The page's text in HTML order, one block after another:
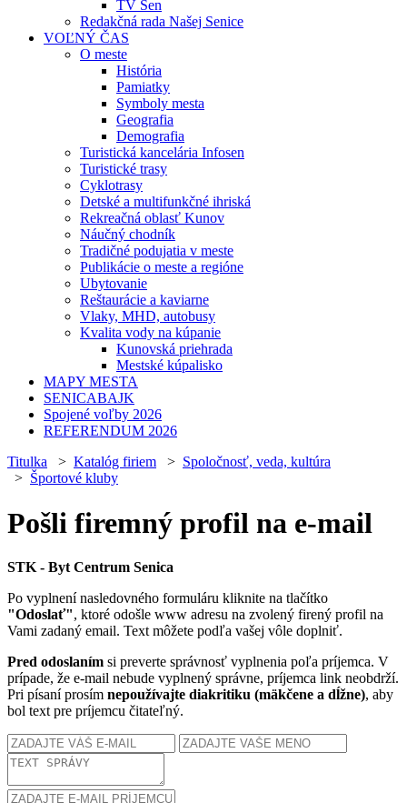
TV Sen
Redakčná rada Našej Senice
VOĽNÝ ČAS
O meste
História
Pamiatky
Symboly mesta
Geografia
Demografia
Turistická kancelária Infosen
Turistické trasy
Cyklotrasy
Detské a multifunkčné ihriská
Rekreačná oblasť Kunov
Náučný chodník
Tradičné podujatia v meste
Publikácie o meste a regióne
Ubytovanie
Reštaurácie a kaviarne
Vlaky, MHD, autobusy
Kvalita vody na kúpanie
Kunovská priehrada
Mestské kúpalisko
MAPY MESTA
SENICABAJK
Spojené voľby 2026
REFERENDUM 2026
Titulka > Katalóg firiem > Spoločnosť, veda, kultúra
> Športové kluby
Pošli firemný profil na e-mail
STK - Byt Centrum Senica
Po vyplnení nasledovného formuláru kliknite na tlačítko
"Odoslať", ktoré odošle www adresu na zvolený firený profil na
Vami zadaný email. Text môžete podľa vašej vôle doplniť.
Pred odoslaním si preverte správnosť vyplnenia poľa príjemca. V
prípade, že e-mail nebude vyplnený správne, príjemca link neobdrží.
Pri písaní prosím nepoužívajte diakritiku (mäkčene a dĺžne), aby
bol text pre príjemcu čitateľný.